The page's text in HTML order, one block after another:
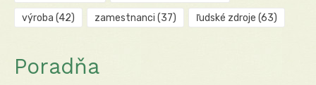
výroba (42) zamestnanci (37) ľudské zdroje (63)
Poradňa